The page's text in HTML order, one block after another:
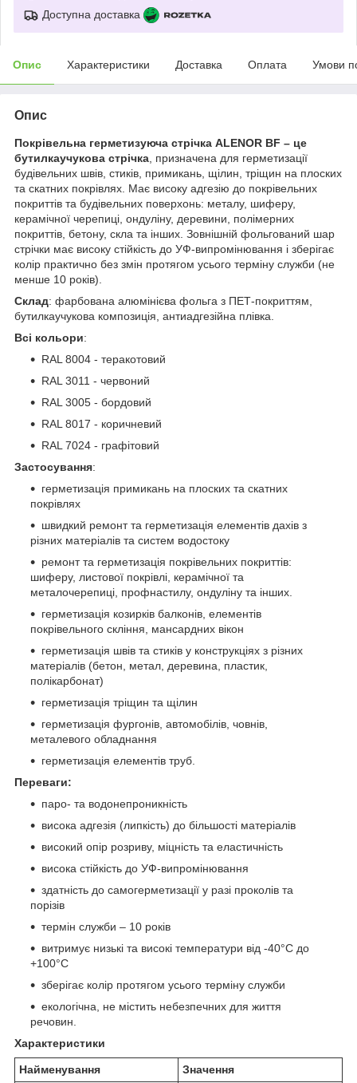
Доступна доставка
Опис Характеристики Доставка Оплата Умови
Опис
Покрівельна герметизуюча стрічка ALENOR BF – це
бутилкаучукова стрічка , призначена для герметизації
будівельних швів, стиків, примикань, щілин, тріщин на плоских
та скатних покрівлях. Має високу адгезію до покрівельних
покриттів та будівельних поверхонь: металу, шиферу,
керамічної черепиці, ондуліну, деревини, полімерних
покриттів, бетону, скла та інших. Зовнішній фольгований шар
стрічки має високу стійкість до УФ-випромінювання і зберігає
колір практично без змін протягом усього терміну служби (не
менше 10 років).
Склад: фарбована алюмінієва фольга з ПЕТ-покриттям,
бутилкаучукова композиція, антиадгезійна плівка.
Всі кольори:
RAL 8004 - теракотовий
RAL 3011 - червоний
RAL 3005 - бордовий
RAL 8017 - коричневий
RAL 7024 - графітовий
Застосування:
герметизація примикань на плоских та скатних
покрівлях
швидкий ремонт та герметизація елементів дахів з
різних матеріалів та систем водостоку
ремонт та герметизація покрівельних покриттів:
шиферу, листової покрівлі, керамічної та
металочерепиці, профнастилу, ондуліну та інших.
герметизація козирків балконів, елементів
покрівельного скління, мансардних вікон
герметизація швів та стиків у конструкціях з різних
матеріалів (бетон, метал, деревина, пластик,
полікарбонат)
герметизація тріщин та щілин
герметизація фургонів, автомобілів, човнів,
металевого обладнання
герметизація елементів труб.
Переваги:
паро- та водонепроникність
висока адгезія (липкість) до більшості матеріалів
високий опір розриву, міцність та еластичність
висока стійкість до УФ-випромінювання
здатність до самогерметизації у разі проколів та
порізів
термін служби – 10 років
витримує низькі та високі температури від -40°С до
+100°С
зберігає колір протягом усього терміну служби
екологічна, не містить небезпечних для життя
речовин.
Характеристики
Найменування Значення